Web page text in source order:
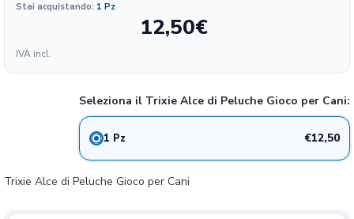
Stai acquistando: 1 Pz
12,50€
IVA incl.
Seleziona il Trixie Alce di Peluche Gioco per Cani:
1 Pz €12,50
1 pezzo 37% 12.5€
Trixie Alce di Peluche Gioco per Cani